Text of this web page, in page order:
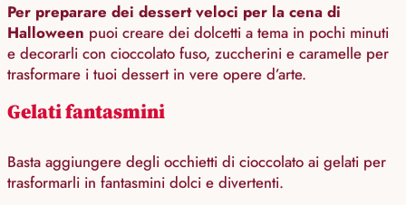
Per preparare dei dessert veloci per la cena di
Halloween puoi creare dei dolcetti a tema in pochi minuti
e decorarli con cioccolato fuso, zuccherini e caramelle per
trasformare i tuoi dessert in vere opere d’arte.
Gelati fantasmini
Basta aggiungere degli occhietti di cioccolato ai gelati per
trasformarli in fantasmini dolci e divertenti.